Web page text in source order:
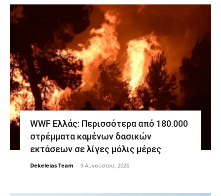
WWF Ελλάς: Περισσότερα από 180.000
στρέμματα καμένων δασικών
εκτάσεων σε λίγες μόλις μέρες
Dekeleias Team - 9 Αυγούστου, 2026